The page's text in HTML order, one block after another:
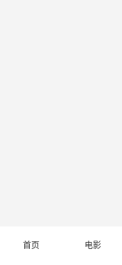
首页 电影